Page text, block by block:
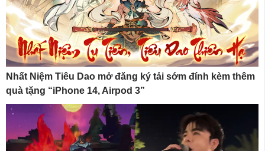
Nhất Niệm Tiêu Dao mở đăng ký tải sớm đính kèm thêm
quà tặng “iPhone 14, Airpod 3”